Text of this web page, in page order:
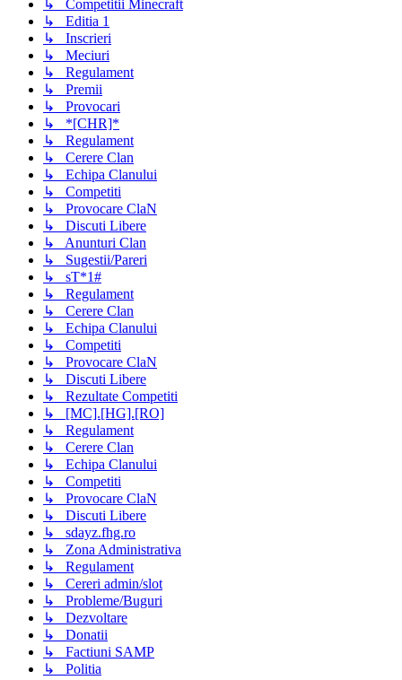
↳ Competitii Minecraft
↳ Editia 1
↳ Inscrieri
↳ Meciuri
↳ Regulament
↳ Premii
↳ Provocari
↳ *[CHR]*
↳ Regulament
↳ Cerere Clan
↳ Echipa Clanului
↳ Competiti
↳ Provocare ClaN
↳ Discuti Libere
↳ Anunturi Clan
↳ Sugestii/Pareri
↳ sT*1#
↳ Regulament
↳ Cerere Clan
↳ Echipa Clanului
↳ Competiti
↳ Provocare ClaN
↳ Discuti Libere
↳ Rezultate Competiti
↳ [MC].[HG].[RO]
↳ Regulament
↳ Cerere Clan
↳ Echipa Clanului
↳ Competiti
↳ Provocare ClaN
↳ Discuti Libere
↳ sdayz.fhg.ro
↳ Zona Administrativa
↳ Regulament
↳ Cereri admin/slot
↳ Probleme/Buguri
↳ Dezvoltare
↳ Donatii
↳ Factiuni SAMP
↳ Politia